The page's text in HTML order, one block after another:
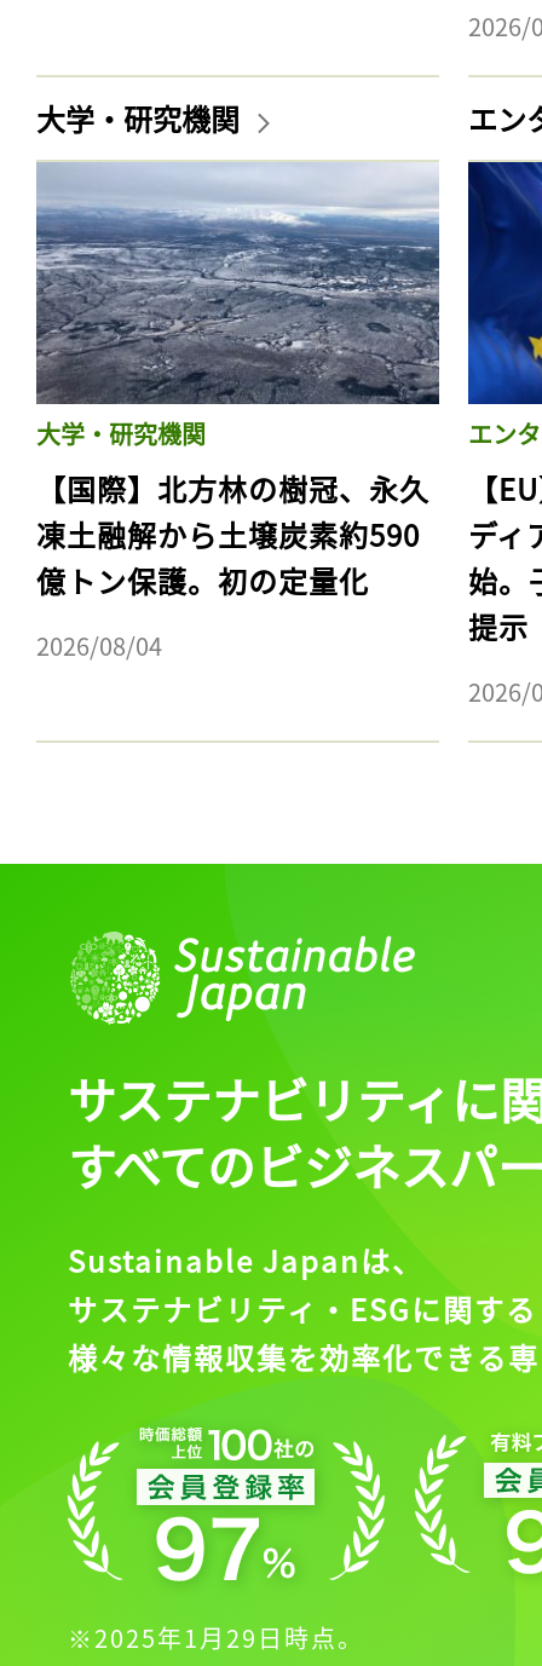
2026/
大学・研究機関
大学・研究機関
【国際】北方林の樹冠、永久
凍土融解から土壌炭素約590
億トン保護。初の定量化
2026/08/04
エン
エン
【
ディ
始。
提示
2026/
記事をお気に入りに
ログインが必
ログイン
サステナビリティに
すべてのビジネスパ
Sustainable Japanは、
サステナビリティ・ESGに関する
様々な情報収集を効率化できる
※2025年1月29日時点。